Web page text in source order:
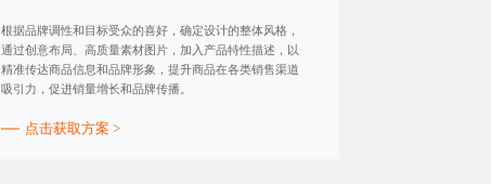
根据品牌调性和目标受众的喜好，确定设计的整体风格，
通过创意布局、高质量素材图片，加入产品特性描述，以
精准传达商品信息和品牌形象，提升商品在各类销售渠道
吸引力，促进销量增长和品牌传播。
点击获取方案 >